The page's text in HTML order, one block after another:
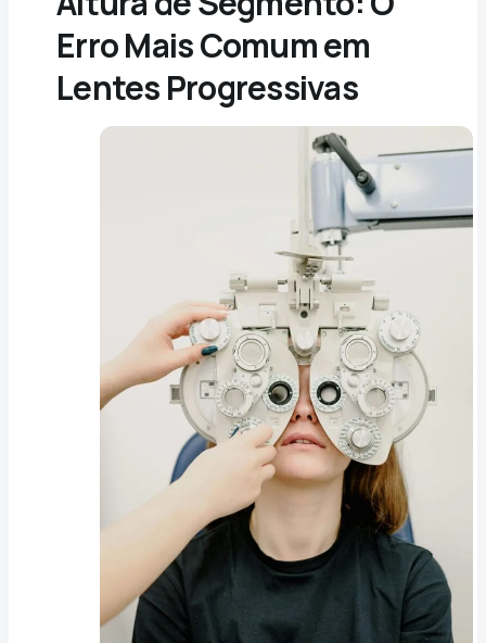
Erro Mais Comum em
Lentes Progressivas